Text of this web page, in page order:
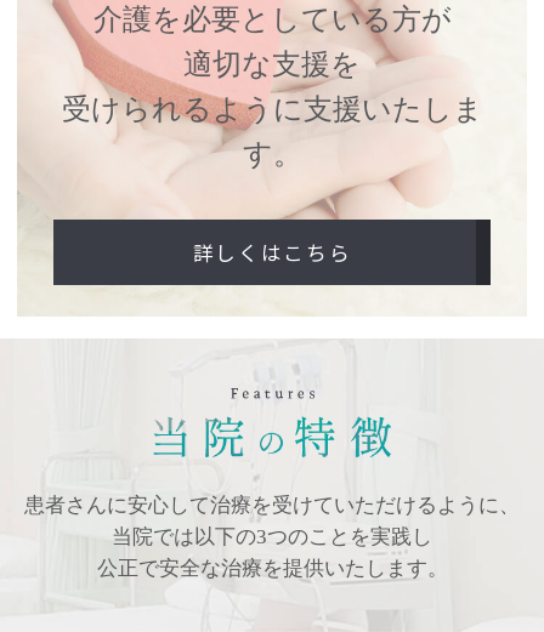
介護を必要としている方が
適切な支援を
受けられるように支援いたしま
す。
詳しくはこちら
患者さんに安心して治療を受けていただけるように、
当院では以下の3つのことを実践し
公正で安全な治療を提供いたします。